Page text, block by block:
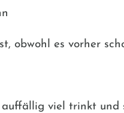
obwohl es vorher
auffällig viel trinkt